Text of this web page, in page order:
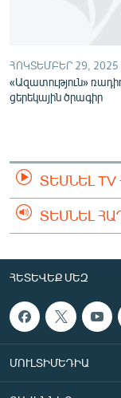
ՀՈԿՏԵՄԲԵՐ 29, 2025
«Ազատություն»
ցերեկային ծրագիր
ՏԵՍՆԵԼ
ՏԵՍՆԵԼ
ՀԵՏԵՎԵՔ ՄԵԶ
ՄՈՒԼՏԻՄԵԴԻԱ